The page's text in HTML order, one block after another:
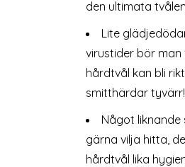
den ultimata
Lite
virustider bör
hårdtvål kan bli
smitthärdar tyvärr!
Något liknande
gärna vilja hitta,
hårdtvål lika